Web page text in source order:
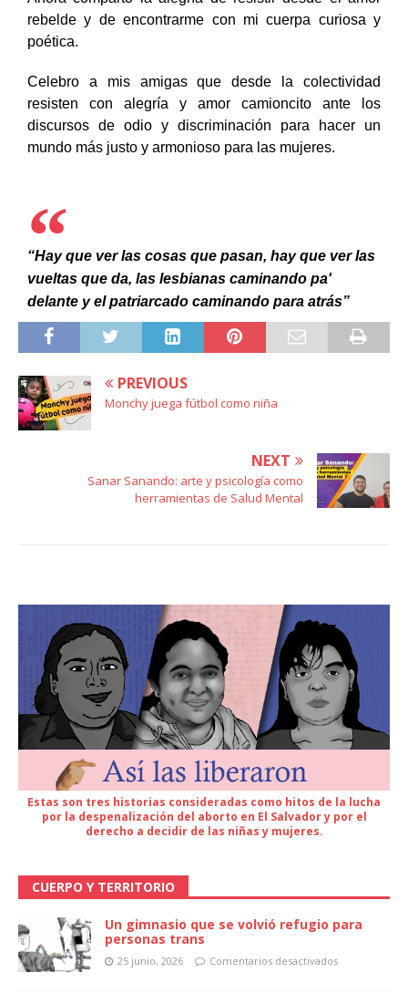
rebelde y de encontrarme con mi cuerpa curiosa y
poética.
Celebro a mis amigas que desde la colectividad
resisten con alegría y amor camioncito ante los
discursos de odio y discriminación para hacer un
mundo más justo y armonioso para las mujeres.
“Hay que ver las cosas que pasan, hay que ver las
vueltas que da, las lesbianas caminando pa'
delante y el patriarcado caminando para atrás”
PREVIOUS
Monchy juega fútbol como niña
NEXT
Sanar Sanando: arte y psicología como
herramientas de Salud Mental
Estas son tres historias consideradas como hitos de la lucha
por la despenalización del aborto en El Salvador y por el
derecho a decidir de las niñas y mujeres.
CUERPO Y TERRITORIO
Un gimnasio que se volvió refugio para
personas trans
25 junio, 2026 Comentarios desactivados